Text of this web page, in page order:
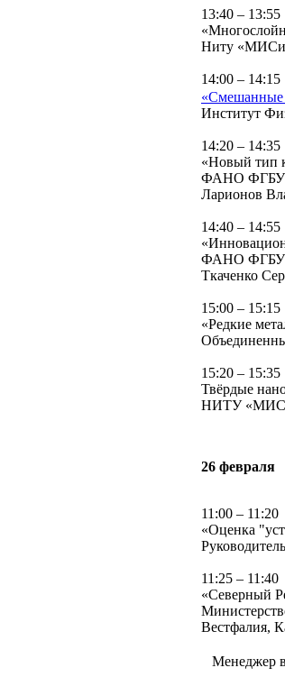
13:40 – 13:55
Ниту
14:00 – 14:15
«Смешанные
Институт
14:20 – 14:35
«Новый тип
ФАНО ФГБУН
Ларионов
14:40 – 14:55
ФАНО ФГБУН
Ткаченко
15:00 – 15:15
«Редкие
15:20 – 15:35
Твёрдые
НИТУ
26 февраля
11:00 – 11:20
«Оценка
11:25 – 11:40
«Северный
Вестфалия,
Менеджер